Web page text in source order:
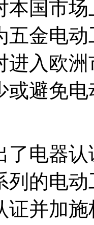
国市场
五金电
进入欧
或避免
电器认
列的电
证并加